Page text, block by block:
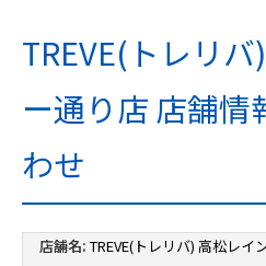
TREVE(トレリ
ー通り店 店舗情
わせ
店舗名: TREVE(トレリバ) 高松レイ